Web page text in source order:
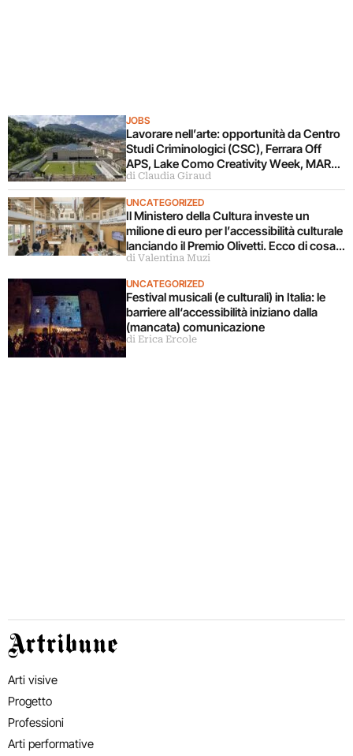
JOBS
Lavorare nell’arte: opportunità da Centro
Studi Criminologici (CSC), Ferrara Off
APS, Lake Como Creativity Week, MART,
Viscontea Casa d’Aste
di Claudia Giraud
UNCATEGORIZED
Il Ministero della Cultura investe un
milione di euro per l’accessibilità culturale
lanciando il Premio Olivetti. Ecco di cosa
si tratta
di Valentina Muzi
UNCATEGORIZED
​​​Festival musicali (e culturali) in Italia: le
barriere all‘accessibilità iniziano dalla
(mancata) comunicazione
di Erica Ercole
Artribune
Arti visive
Progetto
Professioni
Arti performative